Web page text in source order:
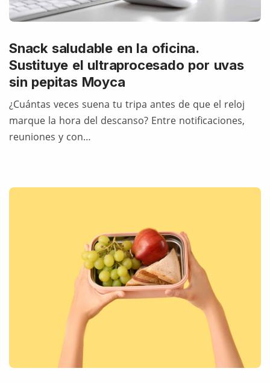
Snack saludable en la oficina.
Sustituye el ultraprocesado por uvas
sin pepitas Moyca
¿Cuántas veces suena tu tripa antes de que el reloj
marque la hora del descanso? Entre notificaciones,
reuniones y con…